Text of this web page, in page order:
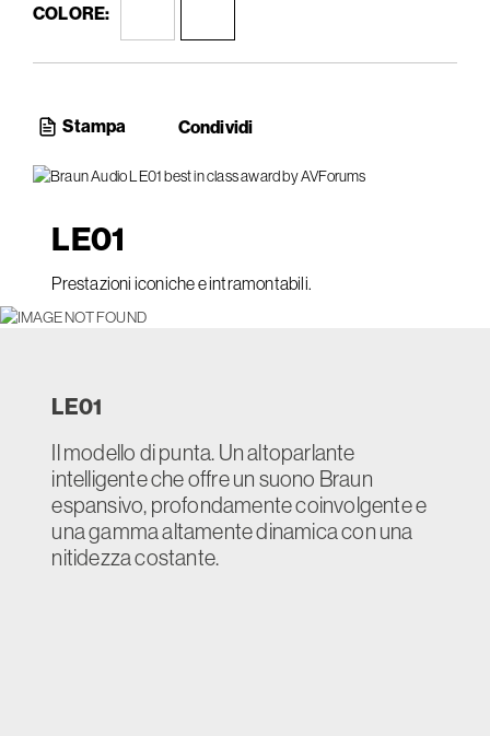
COLORE:
Stampa Condividi
LE01
Prestazioni iconiche e intramontabili.
LE01
Il modello di punta. Un altoparlante
intelligente che offre un suono Braun
espansivo, profondamente coinvolgente e
una gamma altamente dinamica con una
nitidezza costante.